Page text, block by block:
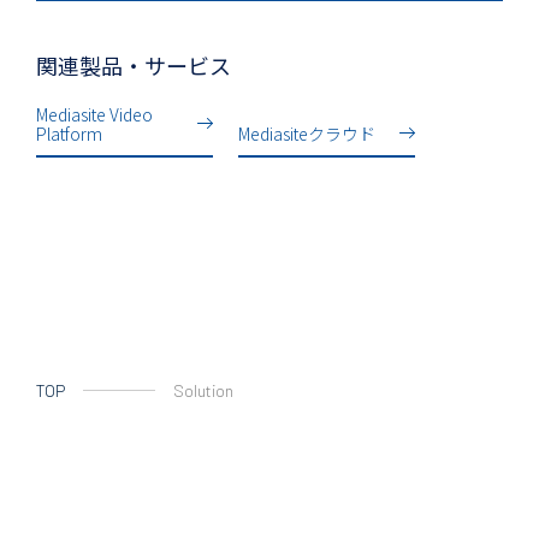
関連製品・サービス
Mediasite Video
Platform
Mediasiteクラウド
TOP Solution